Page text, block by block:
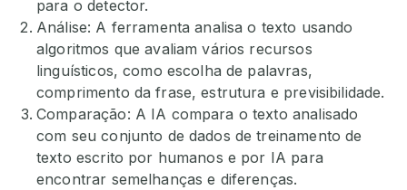
para o detector.
Análise: A ferramenta analisa o texto usando
algoritmos que avaliam vários recursos
linguísticos, como escolha de palavras,
comprimento da frase, estrutura e previsibilidade.
Comparação: A IA compara o texto analisado
com seu conjunto de dados de treinamento de
texto escrito por humanos e por IA para
encontrar semelhanças e diferenças.